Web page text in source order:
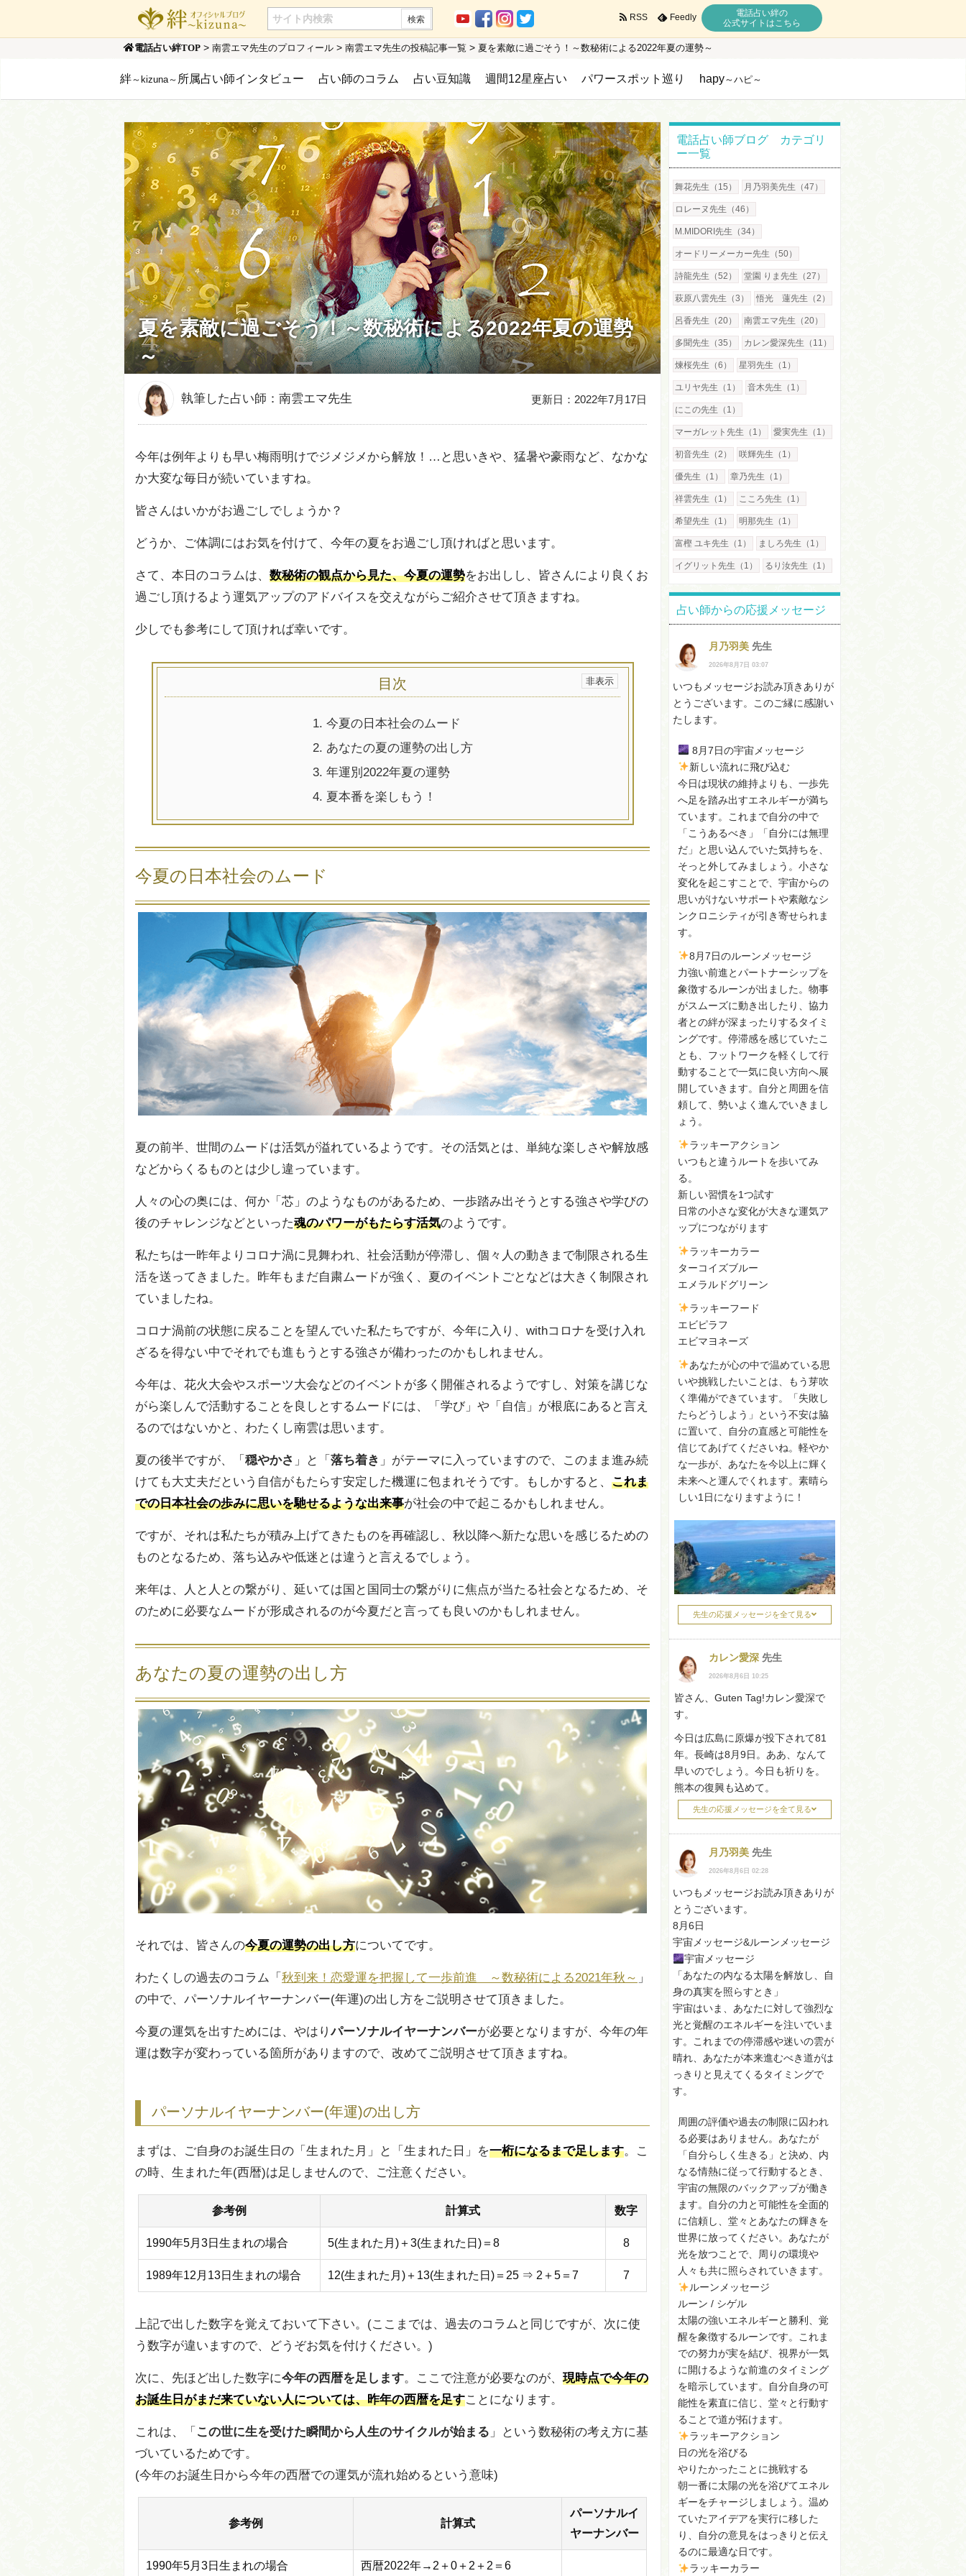
RSS Feedly
電話占い絆の
公式サイトはこちら
電話占い絆TOP > 南雲エマ先生のプロフィール > 南雲エマ先生の投稿記事一覧 > 夏を素敵に過ごそう！～数秘術による2022年夏の運勢～
絆～kizuna～ 所属占い師インタビュー 占い師のコラム 占い豆知識 週間12星座占い パワースポット巡り hapy～ハピ～
夏を素敵に過ごそう！～数秘術による2022年夏の運勢
～
執筆した占い師：南雲エマ先生 更新日：2022年7月17日
今年は例年よりも早い梅雨明けでジメジメから解放！…と思いきや、猛暑や豪雨など、なかな
か大変な毎日が続いていますね。
皆さんはいかがお過ごしでしょうか？
どうか、ご体調にはお気を付けて、今年の夏をお過ごし頂ければと思います。
さて、本日のコラムは、 数秘術の観点から見た、今夏の運勢をお出しし、皆さんにより良くお
過ごし頂けるよう運気アップのアドバイスを交えながらご紹介させて頂きますね。
少しでも参考にして頂ければ幸いです。
目次
1. 今夏の日本社会のムード
2. あなたの夏の運勢の出し方
3. 年運別2022年夏の運勢
4. 夏本番を楽しもう！
今夏の日本社会のムード
夏の前半、世間のムードは活気が溢れているようです。その活気とは、単純な楽しさや解放感
などからくるものとは少し違っています。
人々の心の奥には、何か「芯」のようなものがあるため、一歩踏み出そうとする強さや学びの
後のチャレンジなどといった魂のパワーがもたらす活気のようです。
私たちは一昨年よりコロナ渦に見舞われ、社会活動が停滞し、個々人の動きまで制限される生
活を送ってきました。昨年もまだ自粛ムードが強く、夏のイベントごとなどは大きく制限され
ていましたね。
コロナ渦前の状態に戻ることを望んでいた私たちですが、今年に入り、withコロナを受け入れ
ざるを得ない中でそれでも進もうとする強さが備わったのかもしれません。
今年は、花火大会やスポーツ大会などのイベントが多く開催されるようですし、対策を講じな
がら楽しんで活動することを良しとするムードには、「学び」や「自信」が根底にあると言え
るのではないかと、わたくし南雲は思います。
夏の後半ですが、「 穏やかさ 」と「 落ち着き 」がテーマに入っていますので、このまま進み続
けても大丈夫だという自信がもたらす安定した機運に包まれそうです。もしかすると、 これま
での日本社会の歩みに思いを馳せるような出来事が社会の中で起こるかもしれません。
ですが、それは私たちが積み上げてきたものを再確認し、秋以降へ新たな思いを感じるための
ものとなるため、落ち込みや低迷とは違うと言えるでしょう。
来年は、人と人との繋がり、延いては国と国同士の繋がりに焦点が当たる社会となるため、そ
のために必要なムードが形成されるのが今夏だと言っても良いのかもしれません。
あなたの夏の運勢の出し方
それでは、皆さんの今夏の運勢の出し方についてです。
わたくしの過去のコラム「 秋到来！恋愛運を把握して一歩前進 ～数秘術による2021年秋～ 」
の中で、パーソナルイヤーナンバー(年運)の出し方をご説明させて頂きました。
今夏の運気を出すためには、やはりパーソナルイヤーナンバーが必要となりますが、今年の年
運は数字が変わっている箇所がありますので、改めてご説明させて頂きますね。
パーソナルイヤーナンバー(年運)の出し方
まずは、ご自身のお誕生日の「生まれた月」と「生まれた日」を一桁になるまで足します。こ
の時、生まれた年(西暦)は足しませんので、ご注意ください。
参考例 計算式 数字
1990年5月3日生まれの場合 5(生まれた月)＋3(生まれた日)＝8 8
1989年12月13日生まれの場合 12(生まれた月)＋13(生まれた日)＝25 ⇒ 2＋5＝7 7
上記で出した数字を覚えておいて下さい。(ここまでは、過去のコラムと同じですが、次に使
う数字が違いますので、どうぞお気を付けください。)
次に、先ほど出した数字に今年の西暦を足します。ここで注意が必要なのが、 現時点で今年の
お誕生日がまだ来ていない人については、昨年の西暦を足すことになります。
これは、「 この世に生を受けた瞬間から人生のサイクルが始まる 」という数秘術の考え方に基
づいているためです。
(今年のお誕生日から今年の西暦での運気が流れ始めるという意味)
参考例 計算式
パーソナルイ
ヤーナンバー
1990年5月3日生まれの場合 西暦2022年→2＋0＋2＋2＝6
電話占い師ブログ カテゴリ
ー一覧
舞花先生（15） 月乃羽美先生（47）
ロレーヌ先生（46）
M.MIDORI先生（34）
オードリーメーカー先生（50）
詩龍先生（52） 堂園 りま先生（27）
萩原八雲先生（3） 悟光 蓮先生（2）
呂香先生（20） 南雲エマ先生（20）
多聞先生（35） カレン愛深先生（11）
煉桜先生（6） 星羽先生（1）
ユリヤ先生（1） 音木先生（1）
にこの先生（1）
マーガレット先生（1） 愛実先生（1）
初音先生（2） 咲輝先生（1）
優先生（1） 章乃先生（1）
祥雲先生（1） こころ先生（1）
希望先生（1） 明那先生（1）
富樫 ユキ先生（1） ましろ先生（1）
イグリット先生（1） るり汝先生（1）
占い師からの応援メッセージ
月乃羽美 先生
2026年8月7日 03:07
いつもメッセージお読み頂きありが
とうございます。このご縁に感謝い
たします。
8月7日の宇宙メッセージ
新しい流れに飛び込む
今日は現状の維持よりも、一歩先
へ足を踏み出すエネルギーが満ち
ています。これまで自分の中で
「こうあるべき」「自分には無理
だ」と思い込んでいた気持ちを、
そっと外してみましょう。小さな
変化を起こすことで、宇宙からの
思いがけないサポートや素敵なシ
ンクロニシティが引き寄せられま
す。
8月7日のルーンメッセージ
力強い前進とパートナーシップを
象徴するルーンが出ました。物事
がスムーズに動き出したり、協力
者との絆が深まったりするタイミ
ングです。停滞感を感じていたこ
とも、フットワークを軽くして行
動することで一気に良い方向へ展
開していきます。自分と周囲を信
頼して、勢いよく進んでいきまし
ょう。
ラッキーアクション
いつもと違うルートを歩いてみ
る。
新しい習慣を1つ試す
日常の小さな変化が大きな運気ア
ップにつながります
ラッキーカラー
ターコイズブルー
エメラルドグリーン
ラッキーフード
エビピラフ
エビマヨネーズ
あなたが心の中で温めている思
いや挑戦したいことは、もう芽吹
く準備ができています。「失敗し
たらどうしよう」という不安は脇
に置いて、自分の直感と可能性を
信じてあげてくださいね。軽やか
な一歩が、あなたを今以上に輝く
未来へと運んでくれます。素晴ら
しい1日になりますように！
先生の応援メッセージを全て見る
カレン愛深 先生
2026年8月6日 10:25
皆さん、Guten Tag!カレン愛深で
す。
今日は広島に原爆が投下されて81
年。長崎は8月9日。ああ、なんて
早いのでしょう。今日も祈りを。
熊本の復興も込めて。
先生の応援メッセージを全て見る
月乃羽美 先生
2026年8月6日 02:28
いつもメッセージお読み頂きありが
とうございます。
8月6日
宇宙メッセージ&ルーンメッセージ
宇宙メッセージ
「あなたの内なる太陽を解放し、自
身の真実を照らすとき」
宇宙はいま、あなたに対して強烈な
光と覚醒のエネルギーを注いでいま
す。これまでの停滞感や迷いの雲が
晴れ、あなたが本来進むべき道がは
っきりと見えてくるタイミングで
す。
周囲の評価や過去の制限に囚われ
る必要はありません。あなたが
「自分らしく生きる」と決め、内
なる情熱に従って行動するとき、
宇宙の無限のバックアップが働き
ます。自分の力と可能性を全面的
に信頼し、堂々とあなたの輝きを
世界に放ってください。あなたが
光を放つことで、周りの環境や
人々も共に照らされていきます。
ルーンメッセージ
ルーン / シゲル
太陽の強いエネルギーと勝利、覚
醒を象徴するルーンです。これま
での努力が実を結び、視界が一気
に開けるような前進のタイミング
を暗示しています。自分自身の可
能性を素直に信じ、堂々と行動す
ることで道が拓けます。
ラッキーアクション
日の光を浴びる
やりたかったことに挑戦する
朝一番に太陽の光を浴びてエネル
ギーをチャージしましょう。温め
ていたアイデアを実行に移した
り、自分の意見をはっきりと伝え
るのに最適な日です。
ラッキーカラー